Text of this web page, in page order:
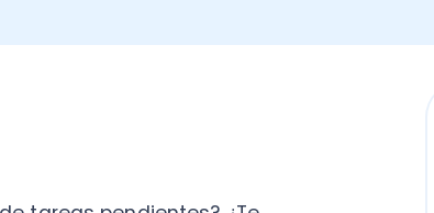
pendientes? ¿Te